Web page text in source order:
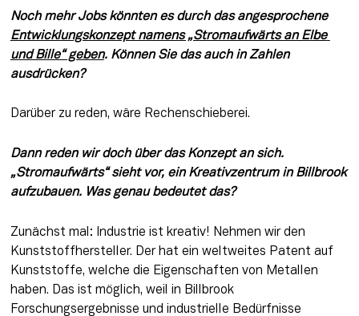
Noch mehr Jobs könnten es durch das angesprochene
Entwicklungskonzept namens „Stromaufwärts an Elbe
und Bille“ geben. Können Sie das auch in Zahlen
ausdrücken?
Darüber zu reden, wäre Rechenschieberei.
Dann reden wir doch über das Konzept an sich.
„Stromaufwärts“ sieht vor, ein Kreativzentrum in Billbrook
aufzubauen. Was genau bedeutet das?
Zunächst mal: Industrie ist kreativ! Nehmen wir den
Kunststoffhersteller. Der hat ein weltweites Patent auf
Kunststoffe, welche die Eigenschaften von Metallen
haben. Das ist möglich, weil in Billbrook
Forschungsergebnisse und industrielle Bedürfnisse